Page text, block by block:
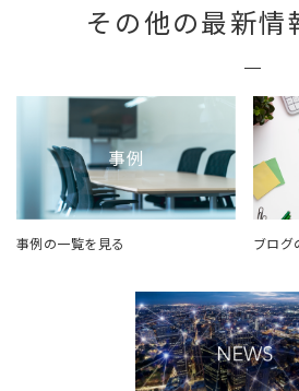
その他の最新情
事例の一覧を見る ブログ